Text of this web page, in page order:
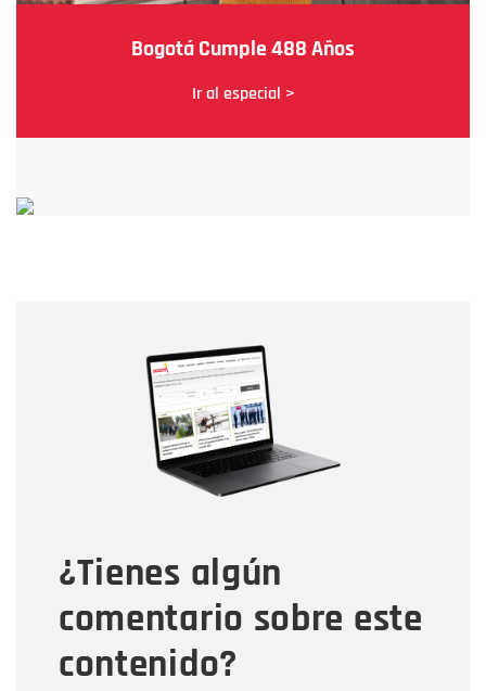
Bogotá Cumple 488 Años
Ir al especial >
¿Tienes algún
comentario sobre este
contenido?
Correo electrónico
Tipo de comentario
Mensaje